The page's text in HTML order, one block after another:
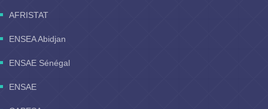
AFRISTAT
ENSEA Abidjan
ENSAE Sénégal
ENSAE